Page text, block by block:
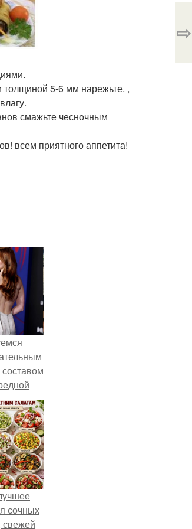
толщиной 5-6 мм нарежьте. ,
смажьте чесночным
всем приятного аппетита!
⇨
нового
- паука.
сочных